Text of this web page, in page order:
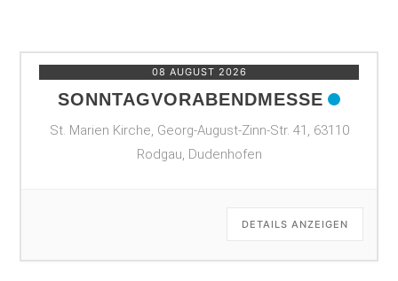
08 AUGUST 2026
SONNTAGVORABENDMESSE
St. Marien Kirche, Georg-August-Zinn-Str. 41, 63110
Rodgau, Dudenhofen
DETAILS ANZEIGEN